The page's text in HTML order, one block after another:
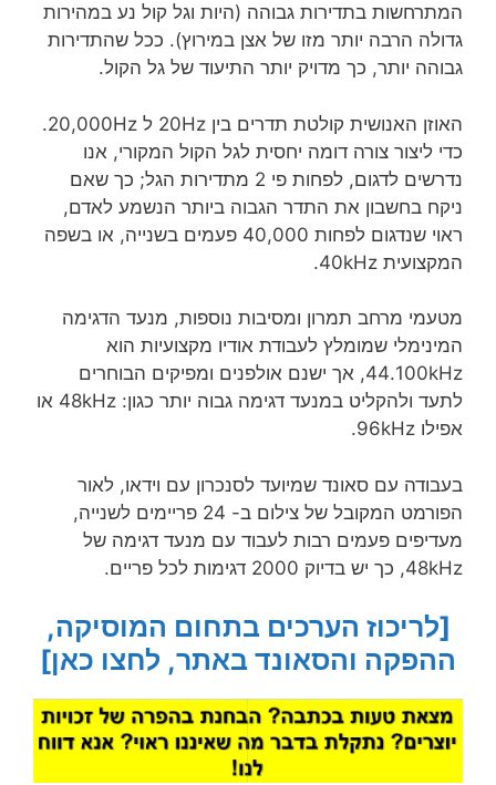
המתרחשות בתדירות גבוהה (היות וגל קול נע במהירות
גדולה הרבה יותר מזו של אצן במירוץ). ככל שהתדירות
גבוהה יותר, כך מדויק יותר התיעוד של גל הקול.
האוזן האנושית קולטת תדרים בין 20Hz ל 20,000Hz.
כדי ליצור צורה דומה יחסית לגל הקול המקורי, אנו
נדרשים לדגום, לפחות פי 2 מתדירות הגל; כך שאם
ניקח בחשבון את התדר הגבוה ביותר הנשמע לאדם,
ראוי שנדגום לפחות 40,000 פעמים בשנייה, או בשפה
המקצועית 40kHz.
מטעמי מרחב תמרון ומסיבות נוספות, מנעד הדגימה
המינימלי שמומלץ לעבודת אודיו מקצועיות הוא
44.100kHz, אך ישנם אולפנים ומפיקים הבוחרים
לתעד ולהקליט במנעד דגימה גבוה יותר כגון: 48kHz או
אפילו 96kHz.
בעבודה עם סאונד שמיועד לסנכרון עם וידאו, לאור
הפורמט המקובל של צילום ב- 24 פריימים לשנייה,
מעדיפים פעמים רבות לעבוד עם מנעד דגימה של
48kHz, כך יש בדיוק 2000 דגימות לכל פריים.
[לריכוז הערכים בתחום המוסיקה,
ההפקה והסאונד באתר, לחצו כאן]